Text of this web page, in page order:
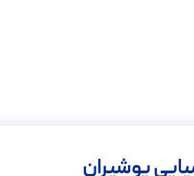
پوشیران